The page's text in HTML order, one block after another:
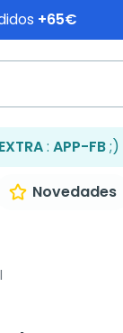
+65€
: APP-FB;)
Novedades